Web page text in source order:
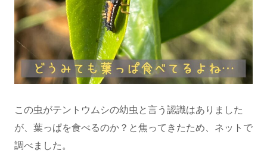
この虫がテントウムシの幼虫と言う認識はありました
が、葉っぱを食べるのか？と焦ってきたため、ネットで
調べました。